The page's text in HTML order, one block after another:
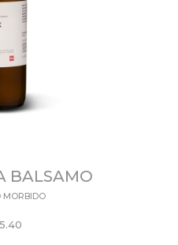
BALSAMO
MORBIDO